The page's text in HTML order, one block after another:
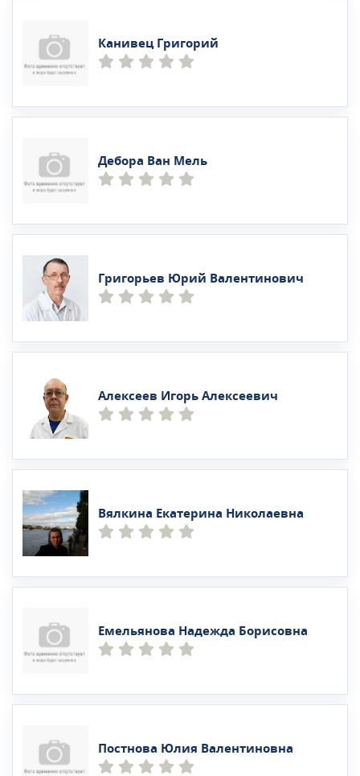
Канивец Григорий
Дебора Ван Мель
Григорьев Юрий Валентинович
Алексеев Игорь Алексеевич
Вялкина Екатерина Николаевна
Емельянова Надежда Борисовна
Постнова Юлия Валентиновна